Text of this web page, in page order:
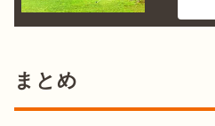
まとめ